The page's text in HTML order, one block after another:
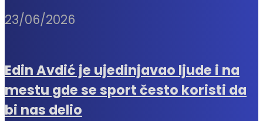
23/06/2026
Edin Avdić je ujedinjavao ljude i na
mestu gde se sport često koristi da
bi nas delio